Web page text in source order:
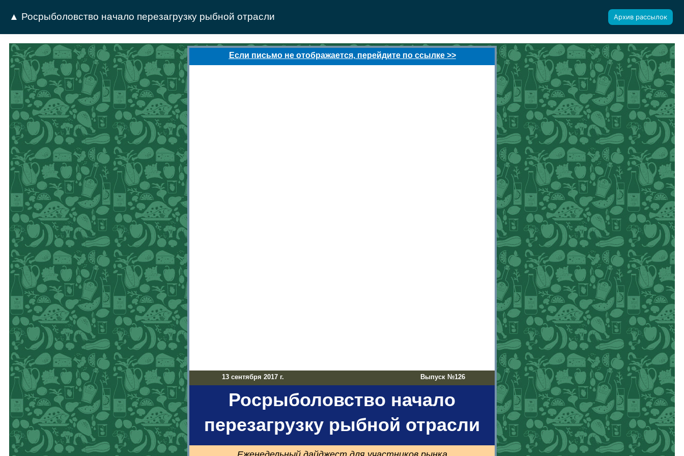
▲ Росрыболовство начало перезагрузку рыбной отрасли Архив рассылок
Если письмо не отображается, перейдите по ссылке >>
13 сентября 2017 г. Выпуск №126
Росрыболовство начало
перезагрузку рыбной отрасли